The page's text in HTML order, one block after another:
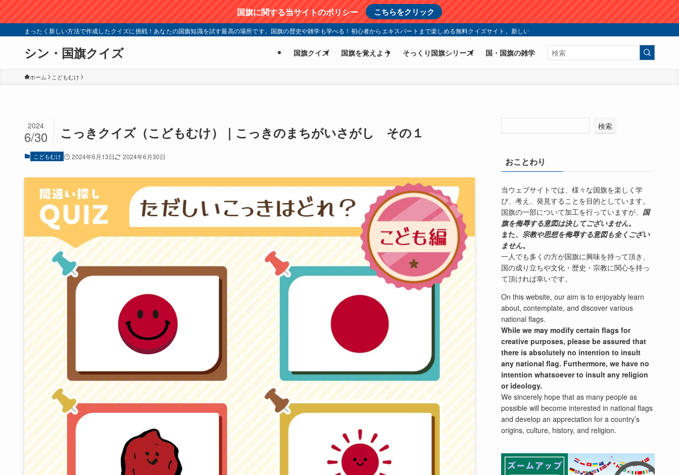
国旗に関する当サイトのポリシー こちらをクリック
まったく新しい方法で作成したクイズに挑戦！あなたの国旗知識を試す最高の場所です。国旗の歴史や雑学も学べる！初心者からエキスパートまで楽しめる無料クイズサイト。新しい国旗クイズの楽しみ方を今すぐ体験！ | シン・国旗ク
シン・国旗クイズ 国旗クイズ 国旗を覚えよう そっくり国旗シリーズ 国・国旗の雑学
ホーム こどもむけ
こっきクイズ（こどもむけ）｜こっきのまちがいさがし その１
2024
6/30
こどもむけ 2024年6月13日 2024年6月30日
検索
おことわり
当ウェブサイトでは、様々な国旗を楽しく学
び、考え、発見することを目的としています。
国旗の一部について加工を行っていますが、 国
旗を侮辱する意図は決してございません。
また、 宗教や思想を侮辱する意図も全くござい
ません。
一人でも多くの方が国旗に興味を持って頂き、
国の成り立ちや文化・歴史・宗教に関心を持っ
て頂ければ幸いです。
On this website, our aim is to enjoyably learn
about, contemplate, and discover various
national flags.
While we may modify certain flags for
creative purposes, please be assured that
there is absolutely no intention to insult
any national flag. Furthermore, we have no
intention whatsoever to insult any religion
or ideology.
We sincerely hope that as many people as
possible will become interested in national flags
and develop an appreciation for a country’s
origins, culture, history, and religion.